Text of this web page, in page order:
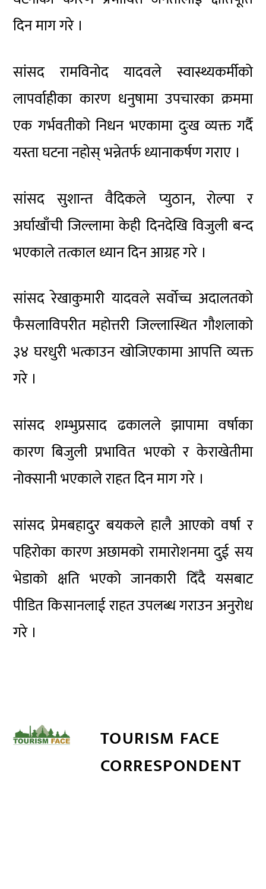
दिन माग गरे ।
सांसद रामविनोद यादवले स्वास्थ्यकर्मीको
लापर्वाहीका कारण धनुषामा उपचारका क्रममा
एक गर्भवतीको निधन भएकामा दुःख व्यक्त गर्दै
यस्ता घटना नहोस् भन्नेतर्फ ध्यानाकर्षण गराए ।
सांसद सुशान्त वैदिकले प्युठान, रोल्पा र
अर्घाखाँची जिल्लामा केही दिनदेखि विजुली बन्द
भएकाले तत्काल ध्यान दिन आग्रह गरे ।
सांसद रेखाकुमारी यादवले सर्वोच्च अदालतको
फैसलाविपरीत महोत्तरी जिल्लास्थित गौशलाको
३४ घरधुरी भत्काउन खोजिएकामा आपत्ति व्यक्त
गरे ।
सांसद शम्भुप्रसाद ढकालले झापामा वर्षाका
कारण बिजुली प्रभावित भएको र केराखेतीमा
नोक्सानी भएकाले राहत दिन माग गरे ।
सांसद प्रेमबहादुर बयकले हालै आएको वर्षा र
पहिरोका कारण अछामको रामारोशनमा दुई सय
भेडाको क्षति भएको जानकारी दिँदै यसबाट
पीडित किसानलाई राहत उपलब्ध गराउन अनुरोध
गरे ।
TOURISM FACE
CORRESPONDENT